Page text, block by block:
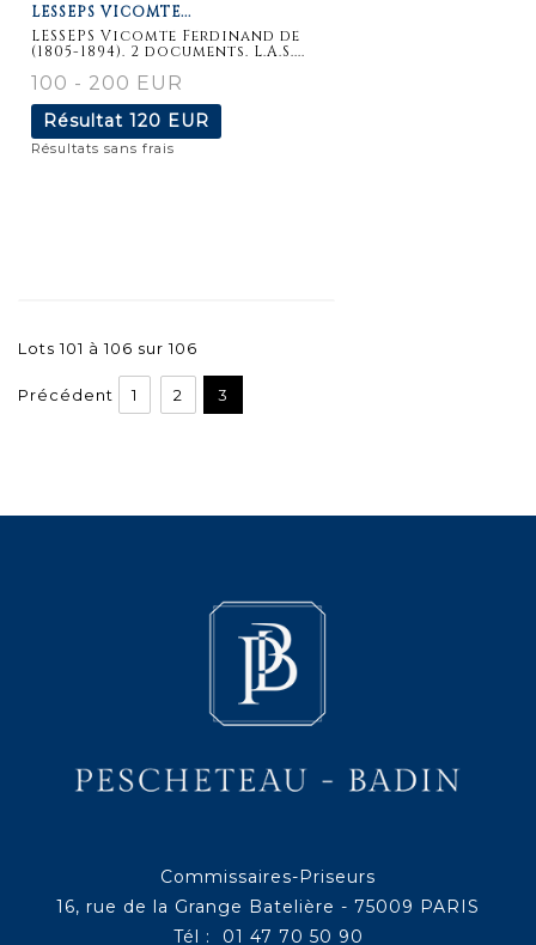
LESSEPS VICOMTE...
LESSEPS Vicomte Ferdinand de
(1805-1894). 2 documents. L.A.S....
100 - 200 EUR
Résultat 120 EUR
Résultats sans frais
Lots 101 à 106 sur 106
Précédent 1 2 3
Commissaires-Priseurs
16, rue de la Grange Batelière - 75009 PARIS
Tél : 01 47 70 50 90